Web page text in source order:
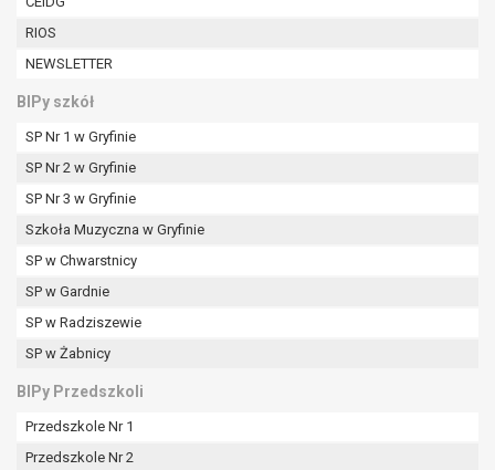
RIOS
NEWSLETTER
BIPy szkół
SP Nr 1 w Gryfinie
SP Nr 2 w Gryfinie
SP Nr 3 w Gryfinie
Szkoła Muzyczna w Gryfinie
SP w Chwarstnicy
SP w Gardnie
SP w Radziszewie
SP w Żabnicy
BIPy Przedszkoli
Przedszkole Nr 1
Przedszkole Nr 2
lit a RODO), przysługuje Pani/Panu prawo do
przetwarzania, którego dokonano na podstawie
zgody przed jej cofnięciem.
organu nadzorczego na niezgodne z prawem
przetwarzanie Pani/Pana danych osobowych
przez administratora.
Organem właściwym do wniesienia skargi jest
dane osobowe, podanie danych osobowych jest
dobrowolne albo jest wymogiem ustawowym lub
Pani/Pana dane nie będą poddawane
zautomatyzowanemu podejmowaniu decyzji, w